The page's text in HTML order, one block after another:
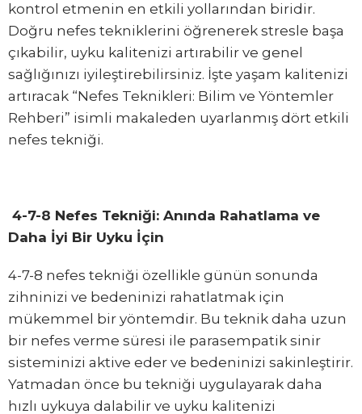
kontrol etmenin en etkili yollarından biridir.
Doğru nefes tekniklerini öğrenerek stresle başa
çıkabilir, uyku kalitenizi artırabilir ve genel
sağlığınızı iyileştirebilirsiniz. İşte yaşam kalitenizi
artıracak “Nefes Teknikleri: Bilim ve Yöntemler
Rehberi” isimli makaleden uyarlanmış dört etkili
nefes tekniği.
4-7-8 Nefes Tekniği: Anında Rahatlama ve
Daha İyi Bir Uyku İçin
4-7-8 nefes tekniği özellikle günün sonunda
zihninizi ve bedeninizi rahatlatmak için
mükemmel bir yöntemdir. Bu teknik daha uzun
bir nefes verme süresi ile parasempatik sinir
sisteminizi aktive eder ve bedeninizi sakinleştirir.
Yatmadan önce bu tekniği uygulayarak daha
hızlı uykuya dalabilir ve uyku kalitenizi